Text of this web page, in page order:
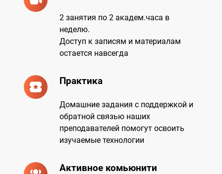
2 занятия по 2 академ.часа в
неделю.
Доступ к записям и материалам
остается навсегда
Практика
Домашние задания с поддержкой и
обратной связью наших
преподавателей помогут освоить
изучаемые технологии
Активное комьюнити